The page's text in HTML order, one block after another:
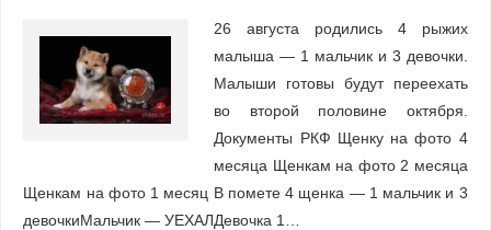
26 августа родились 4 рыжих
малыша — 1 мальчик и 3 девочки.
Малыши готовы будут переехать
во второй половине октября.
Документы РКФ Щенку на фото 4
месяца Щенкам на фото 2 месяца
Щенкам на фото 1 месяц В помете 4 щенка — 1 мальчик и 3
девочкиМальчик — УЕХАЛДевочка 1…